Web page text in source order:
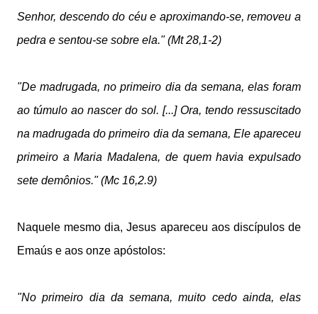
Senhor, descendo do céu e aproximando-se, removeu a
pedra e sentou-se sobre ela." (Mt 28,1-2)
"De madrugada, no primeiro dia da semana, elas foram
ao túmulo ao nascer do sol. [...] Ora, tendo ressuscitado
na madrugada do primeiro dia da semana, Ele apareceu
primeiro a Maria Madalena, de quem havia expulsado
sete demônios." (Mc 16,2.9)
Naquele mesmo dia, Jesus apareceu aos discípulos de
Emaús e aos onze apóstolos:
"No primeiro dia da semana, muito cedo ainda, elas